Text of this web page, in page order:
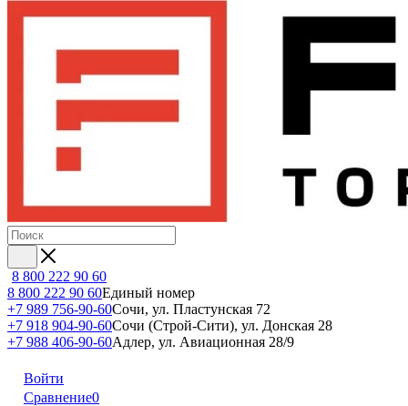
8 800 222 90 60
8 800 222 90 60Единый номер
+7 989 756-90-60Сочи, ул. Пластунская 72
+7 918 904-90-60Сочи (Строй-Сити), ул. Донская 28
+7 988 406-90-60Адлер, ул. Авиационная 28/9
Войти
Сравнение0